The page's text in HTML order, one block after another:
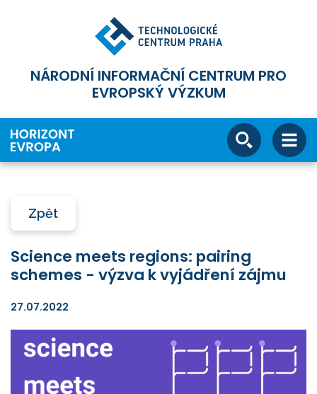
NÁRODNÍ INFORMAČNÍ CENTRUM PRO
EVROPSKÝ VÝZKUM
Zpět
Science meets regions: pairing
schemes - výzva k vyjádření zájmu
27.07.2022